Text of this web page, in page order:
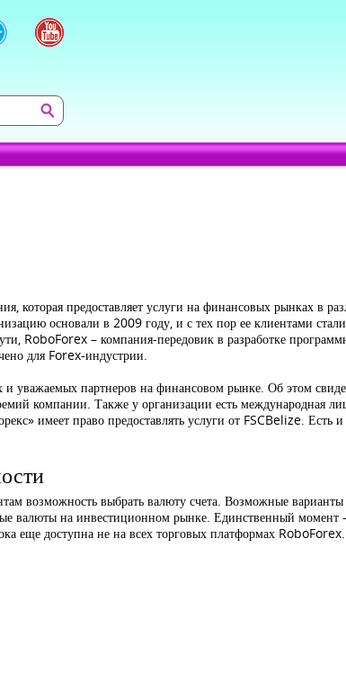
которая предоставляет услуги на финансовых рынках в
основали в 2009 году, и с тех пор ее клиентами
RoboForex – компания-передовик в разработке
для Forex-индустрии.
уважаемых партнеров на финансовом рынке. Об этом
компании. Также у организации есть международная
имеет право предоставлять услуги от FSCBelize. Есть и
возможность выбрать валюту счета. Возможные
валюты на инвестиционном рынке. Единственный момент
еще доступна не на всех торговых платформах